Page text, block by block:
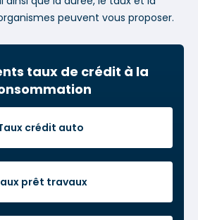
peuvent vous proposer.
taux de crédit à la
crédit auto
prêt travaux